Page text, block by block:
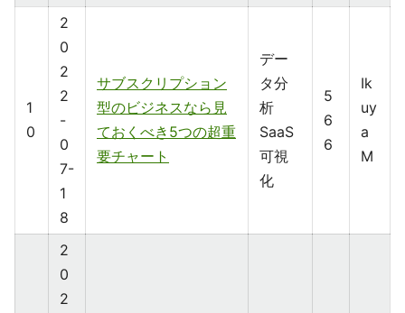
1
0
2
0
2
2
-
0
7-
1
8
サブスクリプション
型のビジネスなら見
ておくべき5つの超重
要チャート
デー
タ分
析
SaaS
可視
化
5
6
6
Ik
uy
a
M
2
0
2